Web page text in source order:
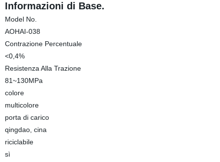
Informazioni di Base.
Model No.
AOHAI-038
Contrazione Percentuale
<0,4%
Resistenza Alla Trazione
81~130MPa
colore
multicolore
porta di carico
qingdao, cina
riciclabile
sì